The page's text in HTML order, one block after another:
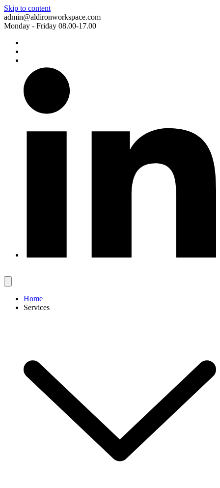
Skip to content
admin@aldironworkspace.com
Monday - Friday 08.00-17.00
Home
Services